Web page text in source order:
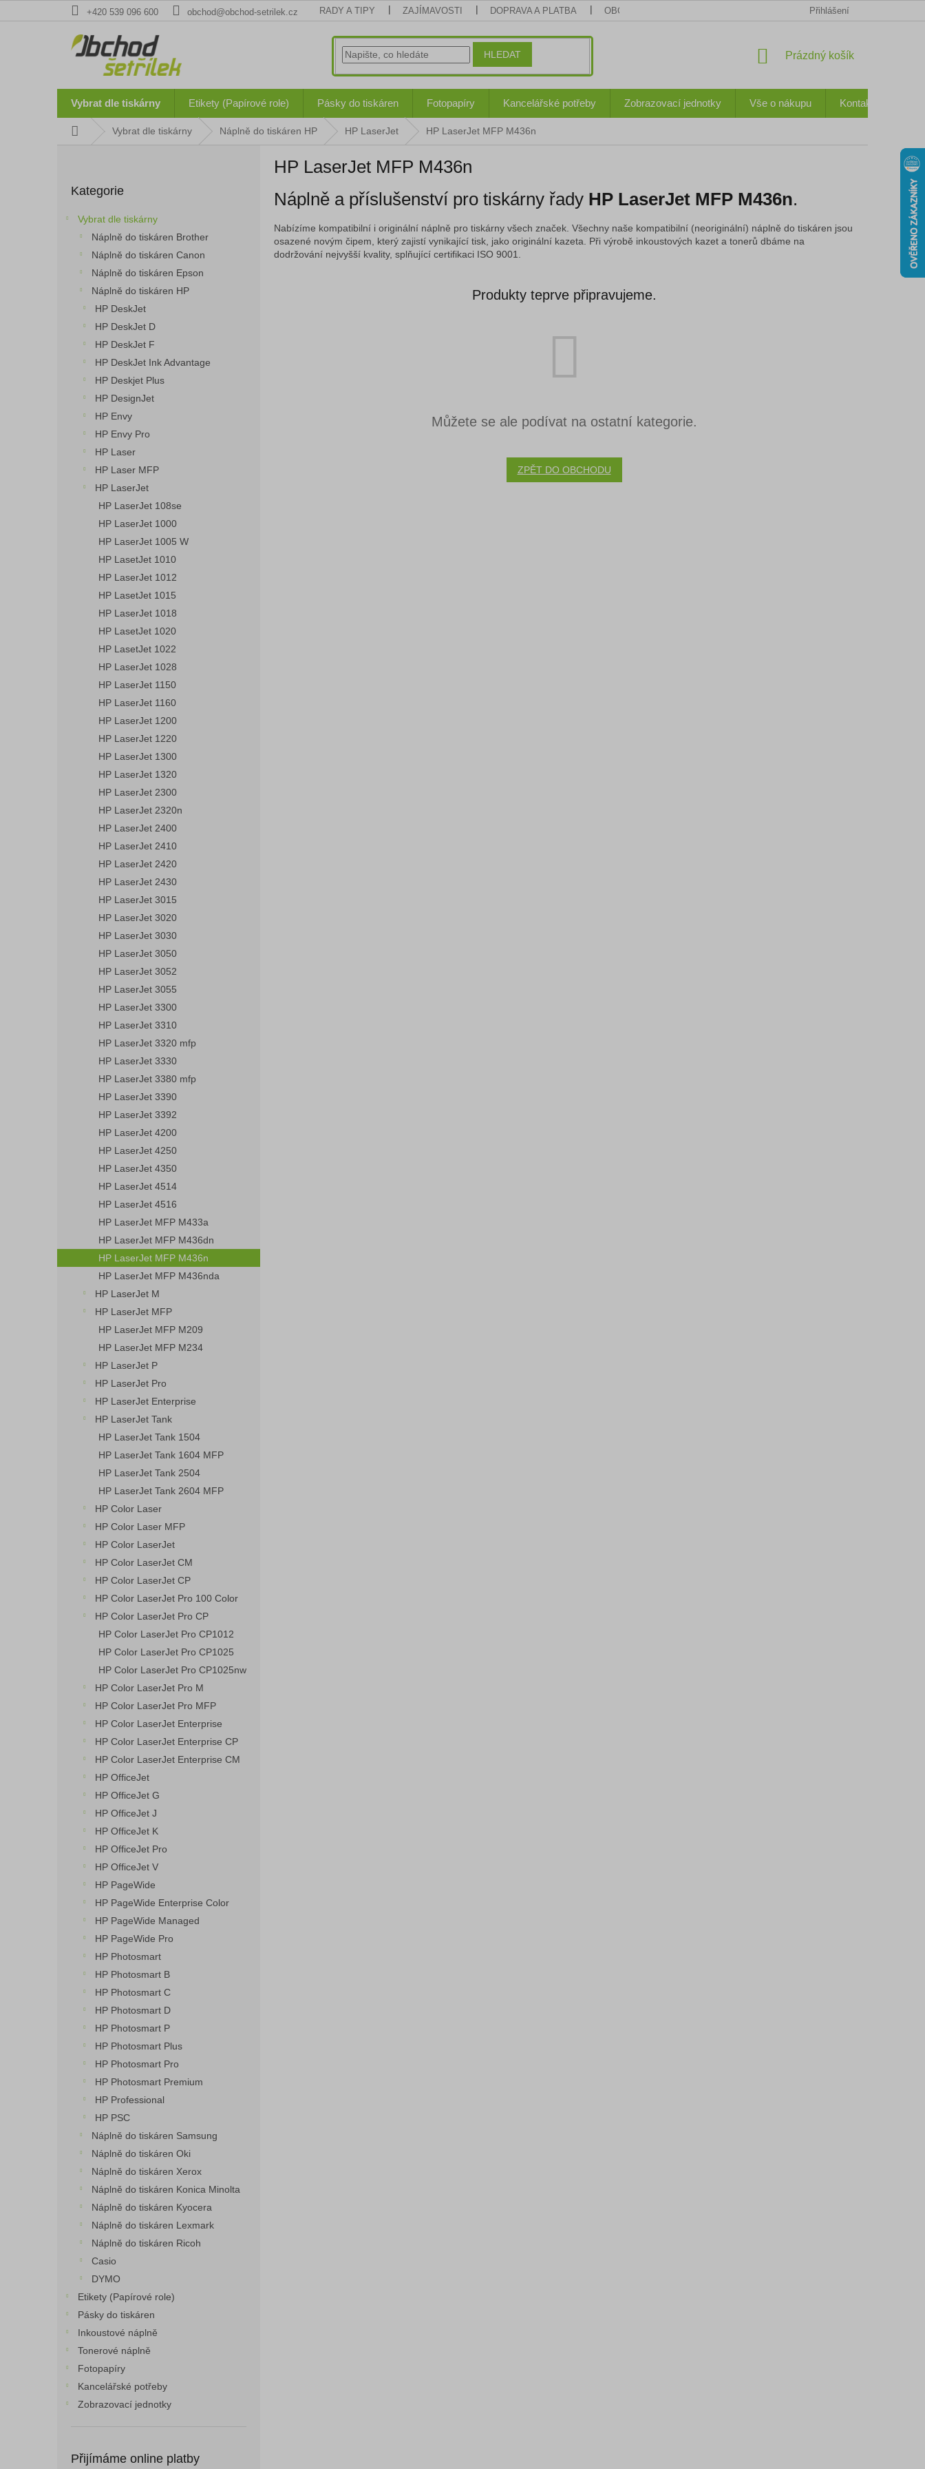
na
+420 539 096 600 obchod@obchod-setrilek.cz RADY A TIPY ZAJÍMAVOSTI DOPRAVA A PLATBA OBCHODNÍ PODMÍNKY OCHRANA OSOBNÍCH
Přihlášení
HLEDAT
NÁKUPNÍ
Prázdný košík
Vybrat dle tiskárny Etikety (Papírové role) Pásky do tiskáren Fotopapíry Kancelářské potřeby Zobrazovací jednotky Vše o nákupu Kontakty
Domů Vybrat dle tiskárny Náplně do tiskáren HP HP LaserJet HP LaserJet MFP M436n
kategorie
Kategorie
Vybrat dle tiskárny
Náplně do tiskáren Brother
Náplně do tiskáren Canon
Náplně do tiskáren Epson
Náplně do tiskáren HP
HP DeskJet
HP DeskJet D
HP DeskJet F
HP DeskJet Ink Advantage
HP Deskjet Plus
HP DesignJet
HP Envy
HP Envy Pro
HP Laser
HP Laser MFP
HP LaserJet
HP LaserJet 108se
HP LaserJet 1000
HP LaserJet 1005 W
HP LasetJet 1010
HP LaserJet 1012
HP LasetJet 1015
HP LaserJet 1018
HP LasetJet 1020
HP LasetJet 1022
HP LaserJet 1028
HP LaserJet 1150
HP LaserJet 1160
HP LaserJet 1200
HP LaserJet 1220
HP LaserJet 1300
HP LaserJet 1320
HP LaserJet 2300
HP LaserJet 2320n
HP LaserJet 2400
HP LaserJet 2410
HP LaserJet 2420
HP LaserJet 2430
HP LaserJet 3015
HP LaserJet 3020
HP LaserJet 3030
HP LaserJet 3050
HP LaserJet 3052
HP LaserJet 3055
HP LaserJet 3300
HP LaserJet 3310
HP LaserJet 3320 mfp
HP LaserJet 3330
HP LaserJet 3380 mfp
HP LaserJet 3390
HP LaserJet 3392
HP LaserJet 4200
HP LaserJet 4250
HP LaserJet 4350
HP LaserJet 4514
HP LaserJet 4516
HP LaserJet MFP M433a
HP LaserJet MFP M436dn
HP LaserJet MFP M436n
HP LaserJet MFP M436nda
HP LaserJet M
HP LaserJet MFP
HP LaserJet MFP M209
HP LaserJet MFP M234
HP LaserJet P
HP LaserJet Pro
HP LaserJet Enterprise
HP LaserJet Tank
HP LaserJet Tank 1504
HP LaserJet Tank 1604 MFP
HP LaserJet Tank 2504
HP LaserJet Tank 2604 MFP
HP Color Laser
HP Color Laser MFP
HP Color LaserJet
HP Color LaserJet CM
HP Color LaserJet CP
HP Color LaserJet Pro 100 Color
HP Color LaserJet Pro CP
HP Color LaserJet Pro CP1012
HP Color LaserJet Pro CP1025
HP Color LaserJet Pro CP1025nw
HP Color LaserJet Pro M
HP Color LaserJet Pro MFP
HP Color LaserJet Enterprise
HP Color LaserJet Enterprise CP
HP Color LaserJet Enterprise CM
HP OfficeJet
HP OfficeJet G
HP OfficeJet J
HP OfficeJet K
HP OfficeJet Pro
HP OfficeJet V
HP PageWide
HP PageWide Enterprise Color
HP PageWide Managed
HP PageWide Pro
HP Photosmart
HP Photosmart B
HP Photosmart C
HP Photosmart D
HP Photosmart P
HP Photosmart Plus
HP Photosmart Pro
HP Photosmart Premium
HP Professional
HP PSC
Náplně do tiskáren Samsung
Náplně do tiskáren Oki
Náplně do tiskáren Xerox
Náplně do tiskáren Konica Minolta
Náplně do tiskáren Kyocera
Náplně do tiskáren Lexmark
Náplně do tiskáren Ricoh
Casio
DYMO
Etikety (Papírové role)
Pásky do tiskáren
Inkoustové náplně
Tonerové náplně
Fotopapíry
Kancelářské potřeby
Zobrazovací jednotky
Přijímáme online platby
HP LaserJet MFP M436n
Náplně a příslušenství pro tiskárny řady HP LaserJet MFP M436n.
Nabízíme kompatibilní i originální náplně pro tiskárny všech značek. Všechny naše kompatibilní (neoriginální) náplně do tiskáren jsou
osazené novým čipem, který zajistí vynikající tisk, jako originální kazeta. Při výrobě inkoustových kazet a tonerů dbáme na
dodržování nejvyšší kvality, splňující certifikaci ISO 9001.
Produkty teprve připravujeme.
Můžete se ale podívat na ostatní kategorie.
ZPĚT DO OBCHODU